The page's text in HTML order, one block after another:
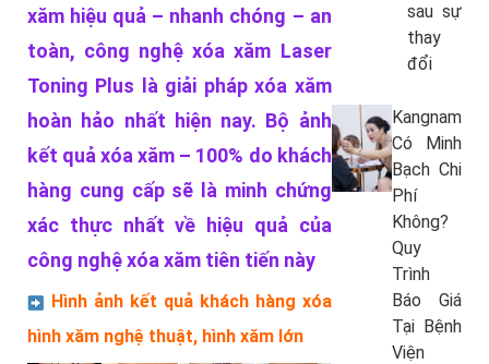
xăm hiệu quả – nhanh chóng – an
toàn, công nghệ xóa xăm Laser
Toning Plus là giải pháp xóa xăm
hoàn hảo nhất hiện nay. Bộ ảnh
kết quả xóa xăm – 100% do khách
hàng cung cấp sẽ là minh chứng
xác thực nhất về hiệu quả của
công nghệ xóa xăm tiên tiến này
Hình ảnh kết quả khách hàng xóa
hình xăm nghệ thuật, hình xăm lớn
sau sự
thay
đổi
Kangnam
Có Minh
Bạch Chi
Phí
Không?
Quy
Trình
Báo Giá
Tại Bệnh
Viện